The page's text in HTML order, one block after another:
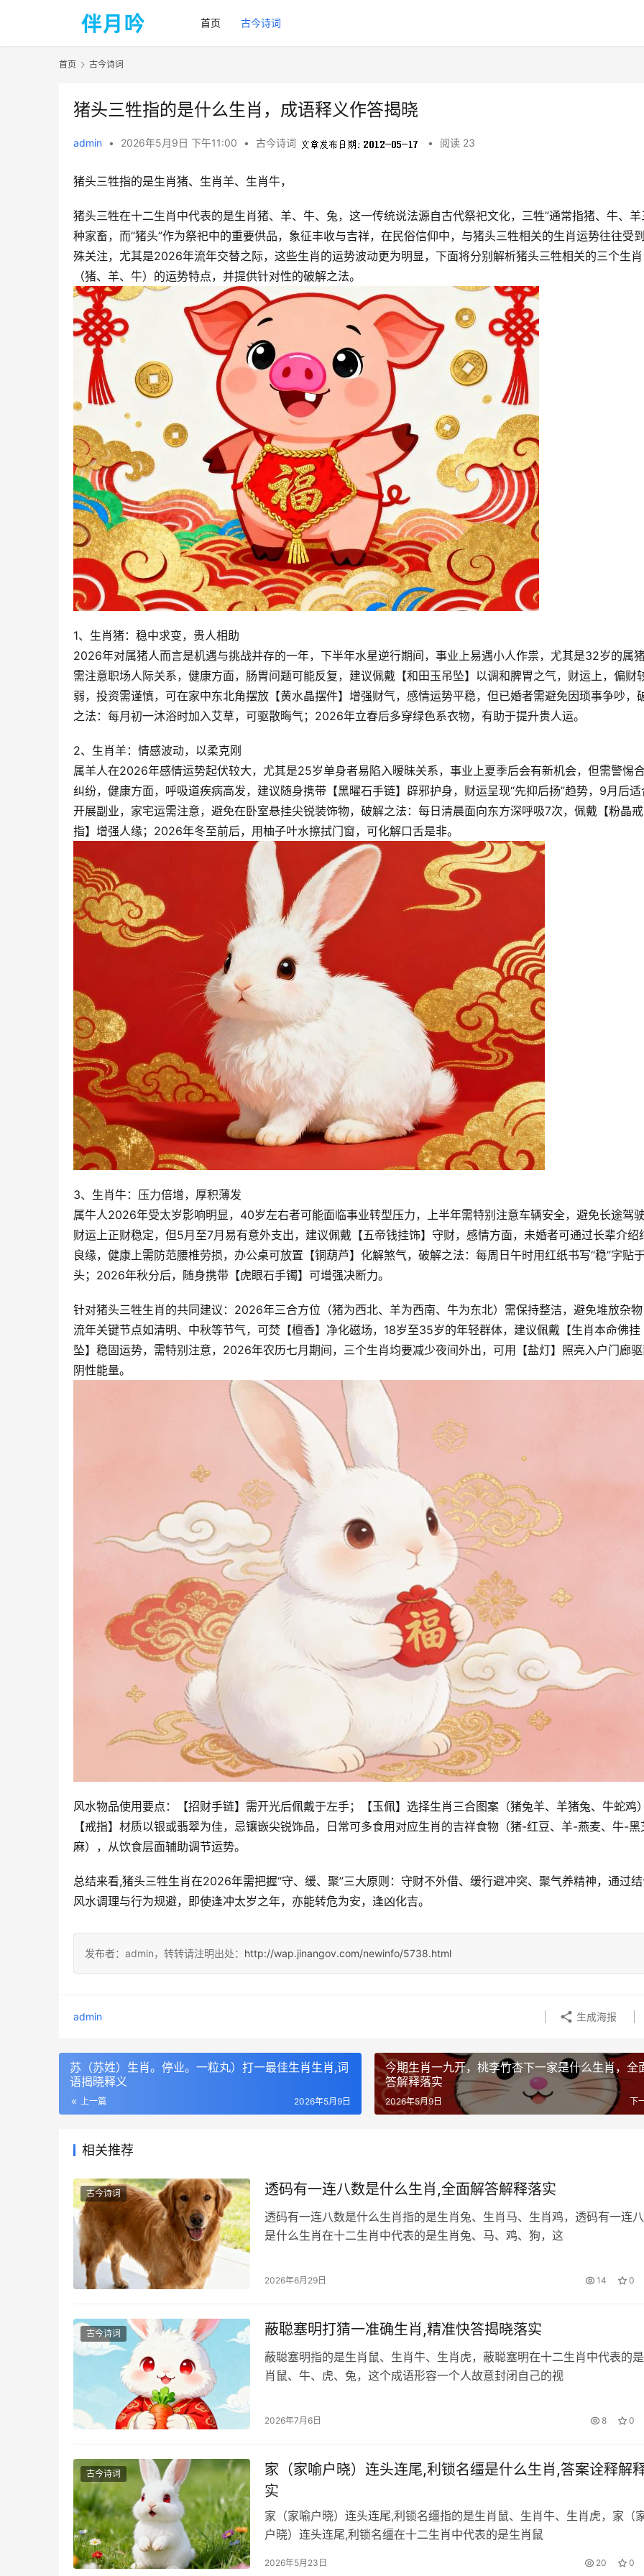
首页 古今诗词
首页 古今诗词
猪头三牲指的是什么生肖，成语释义作答揭晓
admin • 2026年5月9日 下午11:00 • 古今诗词 • 阅读 23
猪头三牲指的是生肖猪、生肖羊、生肖牛，
猪头三牲在十二生肖中代表的是生肖猪、羊、牛、兔，这一传统说法源自古代祭祀文化，三牲”通常指猪、牛、羊
种家畜，而“猪头”作为祭祀中的重要供品，象征丰收与吉祥，在民俗信仰中，与猪头三牲相关的生肖运势往往受
殊关注，尤其是2026年流年交替之际，这些生肖的运势波动更为明显，下面将分别解析猪头三牲相关的三个生肖
（猪、羊、牛）的运势特点，并提供针对性的破解之法。
1、生肖猪：稳中求变，贵人相助
2026年对属猪人而言是机遇与挑战并存的一年，下半年水星逆行期间，事业上易遇小人作祟，尤其是32岁的属
需注意职场人际关系，健康方面，肠胃问题可能反复，建议佩戴【和田玉吊坠】以调和脾胃之气，财运上，偏财
弱，投资需谨慎，可在家中东北角摆放【黄水晶摆件】增强财气，感情运势平稳，但已婚者需避免因琐事争吵，
之法：每月初一沐浴时加入艾草，可驱散晦气；2026年立春后多穿绿色系衣物，有助于提升贵人运。
2、生肖羊：情感波动，以柔克刚
属羊人在2026年感情运势起伏较大，尤其是25岁单身者易陷入暧昧关系，事业上夏季后会有新机会，但需警惕
纠纷，健康方面，呼吸道疾病高发，建议随身携带【黑曜石手链】辟邪护身，财运呈现“先抑后扬”趋势，9月后适
开展副业，家宅运需注意，避免在卧室悬挂尖锐装饰物，破解之法：每日清晨面向东方深呼吸7次，佩戴【粉晶戒
指】增强人缘；2026年冬至前后，用柚子叶水擦拭门窗，可化解口舌是非。
3、生肖牛：压力倍增，厚积薄发
属牛人2026年受太岁影响明显，40岁左右者可能面临事业转型压力，上半年需特别注意车辆安全，避免长途驾
财运上正财稳定，但5月至7月易有意外支出，建议佩戴【五帝钱挂饰】守财，感情方面，未婚者可通过长辈介绍
良缘，健康上需防范腰椎劳损，办公桌可放置【铜葫芦】化解煞气，破解之法：每周日午时用红纸书写“稳”字贴
头；2026年秋分后，随身携带【虎眼石手镯】可增强决断力。
针对猪头三牲生肖的共同建议：2026年三合方位（猪为西北、羊为西南、牛为东北）需保持整洁，避免堆放杂
流年关键节点如清明、中秋等节气，可焚【檀香】净化磁场，18岁至35岁的年轻群体，建议佩戴【生肖本命佛挂
坠】稳固运势，需特别注意，2026年农历七月期间，三个生肖均要减少夜间外出，可用【盐灯】照亮入户门廊
阴性能量。
风水物品使用要点：【招财手链】需开光后佩戴于左手；【玉佩】选择生肖三合图案（猪兔羊、羊猪兔、牛蛇鸡
【戒指】材质以银或翡翠为佳，忌镶嵌尖锐饰品，日常可多食用对应生肖的吉祥食物（猪-红豆、羊-燕麦、牛-黑
麻），从饮食层面辅助调节运势。
总结来看,猪头三牲生肖在2026年需把握“守、缓、聚”三大原则：守财不外借、缓行避冲突、聚气养精神，通过
风水调理与行为规避，即使逢冲太岁之年，亦能转危为安，逢凶化吉。
发布者：admin，转转请注明出处： http://wap.jinangov.com/newinfo/5738.html
admin 生成海报
苏（苏姓）生肖。停业。一粒丸）打一最佳生肖生肖,词
语揭晓释义
上一篇 2026年5月9日
今期生肖一九开，桃李竹杏下一家是什么生肖，全
答解释落实
下
2026年5月9日
相关推荐
古今诗词 透码有一连八数是什么生肖,全面解答解释落实
透码有一连八数是什么生肖指的是生肖兔、生肖马、生肖鸡，透码有一连
是什么生肖在十二生肖中代表的是生肖兔、马、鸡、狗，这
2026年6月29日 14 0
古今诗词 蔽聪塞明打猜一准确生肖,精准快答揭晓落实
蔽聪塞明指的是生肖鼠、生肖牛、生肖虎，蔽聪塞明在十二生肖中代表的
肖鼠、牛、虎、兔，这个成语形容一个人故意封闭自己的视
2026年7月6日 8 0
古今诗词
家（家喻户晓）连头连尾,利锁名缰是什么生肖,答案诠释解
实
家（家喻户晓）连头连尾,利锁名缰指的是生肖鼠、生肖牛、生肖虎，家（
户晓）连头连尾,利锁名缰在十二生肖中代表的是生肖鼠
2026年5月23日 20 0